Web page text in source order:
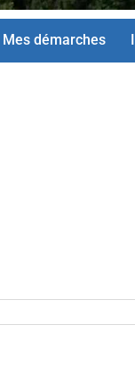
Mes démarches